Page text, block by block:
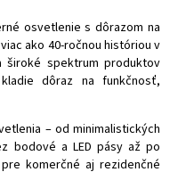
osvetlenie s dôrazom na
ako 40-ročnou históriou v
široké spektrum produktov
dôraz na funkčnosť,
– od minimalistických
bodové a LED pásy až po
komerčné aj rezidenčné